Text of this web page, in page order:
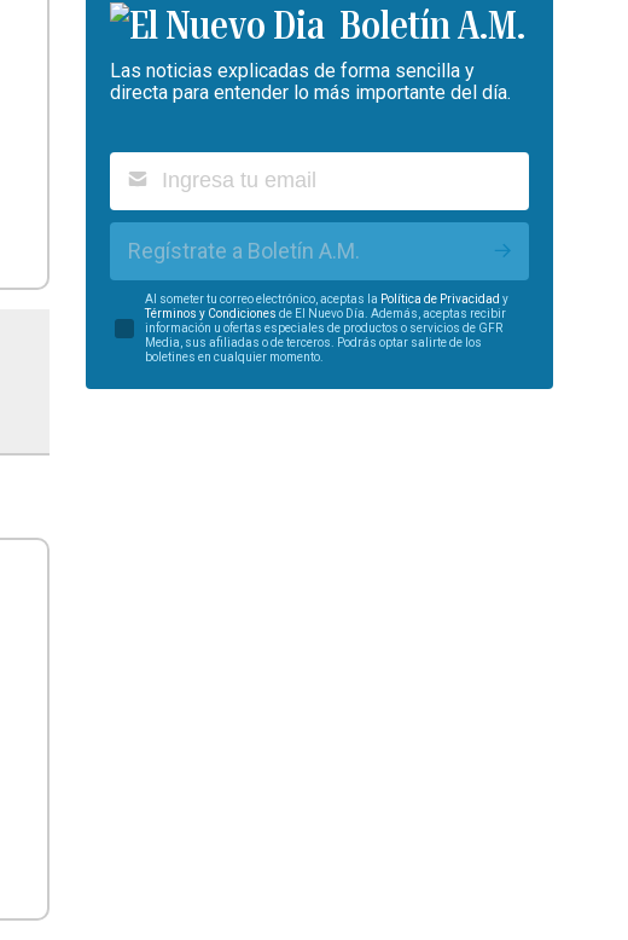
Boletín A.M.
Las noticias explicadas de forma sencilla y
directa para entender lo más importante del día.
Regístrate a Boletín A.M.
Al someter tu correo electrónico, aceptas la Política de Privacidad y
Términos y Condiciones de El Nuevo Día. Además, aceptas recibir
información u ofertas especiales de productos o servicios de GFR
Media, sus afiliadas o de terceros. Podrás optar salirte de los
boletines en cualquier momento.